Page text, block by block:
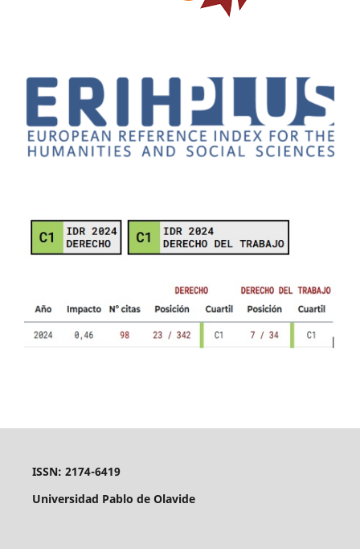
ISSN: 2174-6419
Universidad Pablo de Olavide